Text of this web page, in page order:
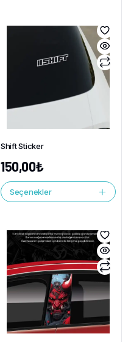
Shift Sticker
150,00₺
Seçenekler